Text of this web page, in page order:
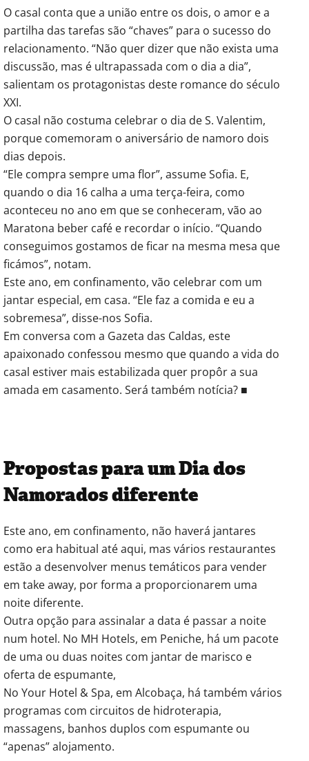
O casal conta que a união entre os dois, o amor e a
partilha das tarefas são “chaves” para o sucesso do
relacionamento. “Não quer dizer que não exista uma
discussão, mas é ultrapassada com o dia a dia”,
salientam os protagonistas deste romance do século
XXI.
O casal não costuma celebrar o dia de S. Valentim,
porque comemoram o aniversário de namoro dois
dias depois.
“Ele compra sempre uma flor”, assume Sofia. E,
quando o dia 16 calha a uma terça-feira, como
aconteceu no ano em que se conheceram, vão ao
Maratona beber café e recordar o início. “Quando
conseguimos gostamos de ficar na mesma mesa que
ficámos”, notam.
Este ano, em confinamento, vão celebrar com um
jantar especial, em casa. “Ele faz a comida e eu a
sobremesa”, disse-nos Sofia.
Em conversa com a Gazeta das Caldas, este
apaixonado confessou mesmo que quando a vida do
casal estiver mais estabilizada quer propôr a sua
amada em casamento. Será também notícia? ■
Propostas para um Dia dos
Namorados diferente
Este ano, em confinamento, não haverá jantares
como era habitual até aqui, mas vários restaurantes
estão a desenvolver menus temáticos para vender
em take away, por forma a proporcionarem uma
noite diferente.
Outra opção para assinalar a data é passar a noite
num hotel. No MH Hotels, em Peniche, há um pacote
de uma ou duas noites com jantar de marisco e
oferta de espumante,
No Your Hotel & Spa, em Alcobaça, há também vários
programas com circuitos de hidroterapia,
massagens, banhos duplos com espumante ou
“apenas” alojamento.